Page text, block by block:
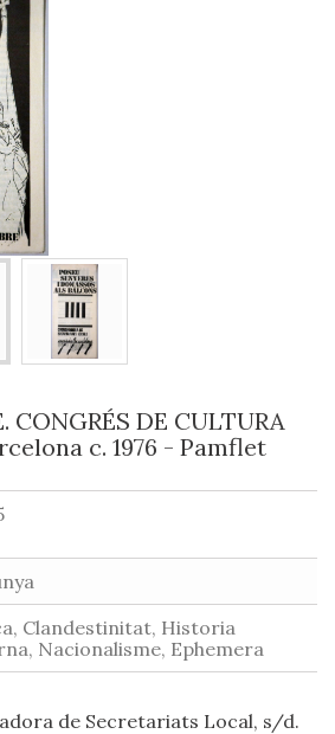
CONGRÉS DE CULTURA
c. 1976 - Pamflet
Clandestinitat, Historia
Nacionalisme, Ephemera
de Secretariats Local, s/d.